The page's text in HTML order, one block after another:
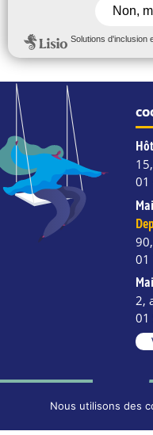
01
01
2,
01
Nous utilisons des